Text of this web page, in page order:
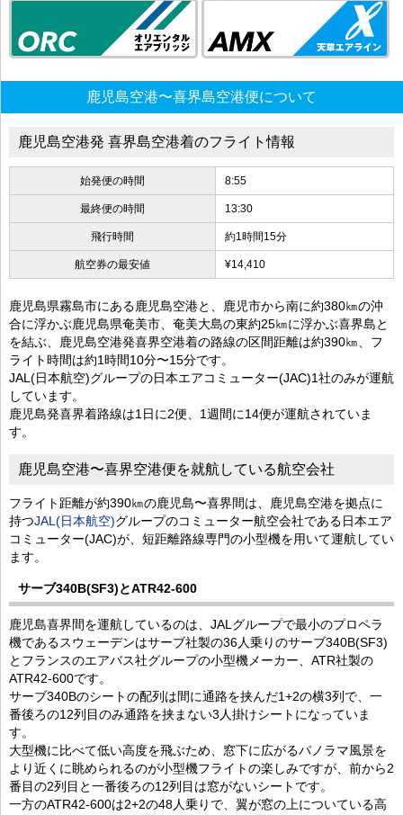
鹿児島空港〜喜界島空港便について
鹿児島空港発 喜界島空港着のフライト情報
始発便の時間 8:55
最終便の時間 13:30
飛行時間 約1時間15分
航空券の最安値 ¥14,410
鹿児島県霧島市にある鹿児島空港と、鹿児市から南に約380㎞の沖
合に浮かぶ鹿児島県奄美市、奄美大島の東約25㎞に浮かぶ喜界島と
を結ぶ、鹿児島空港発喜界空港着の路線の区間距離は約390㎞、フ
ライト時間は約1時間10分〜15分です。
JAL(日本航空)グループの日本エアコミューター(JAC)1社のみが運航
しています。
鹿児島発喜界着路線は1日に2便、1週間に14便が運航されていま
す。
鹿児島空港〜喜界空港便を就航している航空会社
フライト距離が約390㎞の鹿児島〜喜界間は、鹿児島空港を拠点に
持つJAL(日本航空)グループのコミューター航空会社である日本エア
コミューター(JAC)が、短距離路線専門の小型機を用いて運航してい
ます。
サーブ340B(SF3)とATR42-600
鹿児島喜界間を運航しているのは、JALグループで最小のプロペラ
機であるスウェーデンはサーブ社製の36人乗りのサーブ340B(SF3)
とフランスのエアバス社グループの小型機メーカー、ATR社製の
ATR42-600です。
サーブ340Bのシートの配列は間に通路を挟んだ1+2の横3列で、一
番後ろの12列目のみ通路を挟まない3人掛けシートになっていま
す。
大型機に比べて低い高度を飛ぶため、窓下に広がるパノラマ風景を
より近くに眺められるのが小型機フライトの楽しみですが、前から2
番目の2列目と一番後ろの12列目は窓がないシートです。
一方のATR42-600は2+2の48人乗りで、翼が窓の上についている高